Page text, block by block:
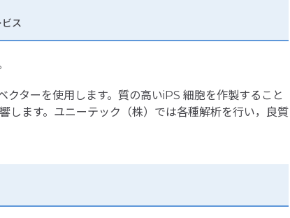
ス
クターを使用します。質の高いiPS 細胞を作製すること
します。ユニーテック（株）では各種解析を行い，良質